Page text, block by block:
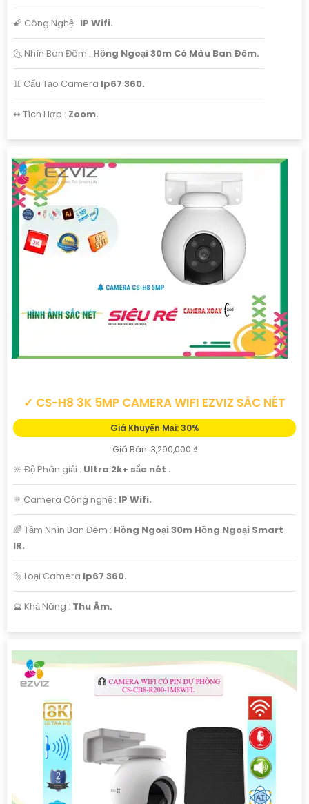
🌠 Công Nghệ : IP Wifi.
🌜 Nhìn Ban Đêm : Hồng Ngoại 30m Có Màu Ban Ðêm.
♊ Cấu Tạo Camera Ip67 360.
️↭ Tích Hợp : Zoom.
✓ CS-H8 3K 5MP CAMERA WIFI EZVIZ SẮC NÉT
Giá Khuyến Mại: 30%
Giá Bán: 3,290,000 ₫
🔆 Độ Phân giải : Ultra 2k+ sắc nét .
⚛️ Camera Công nghệ : IP Wifi.
🌈 Tầm Nhìn Ban Đêm : Hồng Ngoại 30m Hồng Ngoại Smart
IR.
🔩 Loại Camera Ip67 360.
️🔮 Khả Năng : Thu Âm.